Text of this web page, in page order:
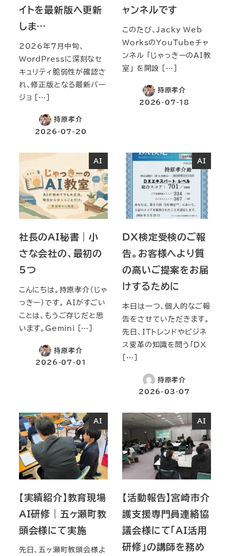
イトを最新版へ更新
しま…
2026年7月中旬、
WordPressに深刻なセ
キュリティ脆弱性が確認さ
れ、修正版となる最新バー
ジョ […]
持原孝介
2026-07-20
ャンネルです
このたび、Jacky Web
WorksのYouTubeチャ
ンネル 「じゃっきーのAI教
室」 を開設 […]
持原孝介
2026-07-18
AI
社長のAI秘書｜小
さな会社の、最初の
5つ
こんにちは。持原孝介（じゃ
っきー）です。 AIがすごい
ことは、もうご存じだと思
います。Gemini […]
持原孝介
2026-07-01
AI
DX検定受検のご報
告。お客様へより質
の高いご提案をお届
けするために
本日は一つ、個人的なご報
告をさせていただきます。
先日、ITトレンドやビジネ
ス変革の知識を問う「DX
[…]
持原孝介
2026-03-07
AI
【実績紹介】教育現場
AI研修｜五ヶ瀬町教
頭会様にて実施
先日、五ヶ瀬町教頭会様よ
AI
【活動報告】宮崎市介
護支援専門員連絡協
議会様にて「AI活用
研修」の講師を務め